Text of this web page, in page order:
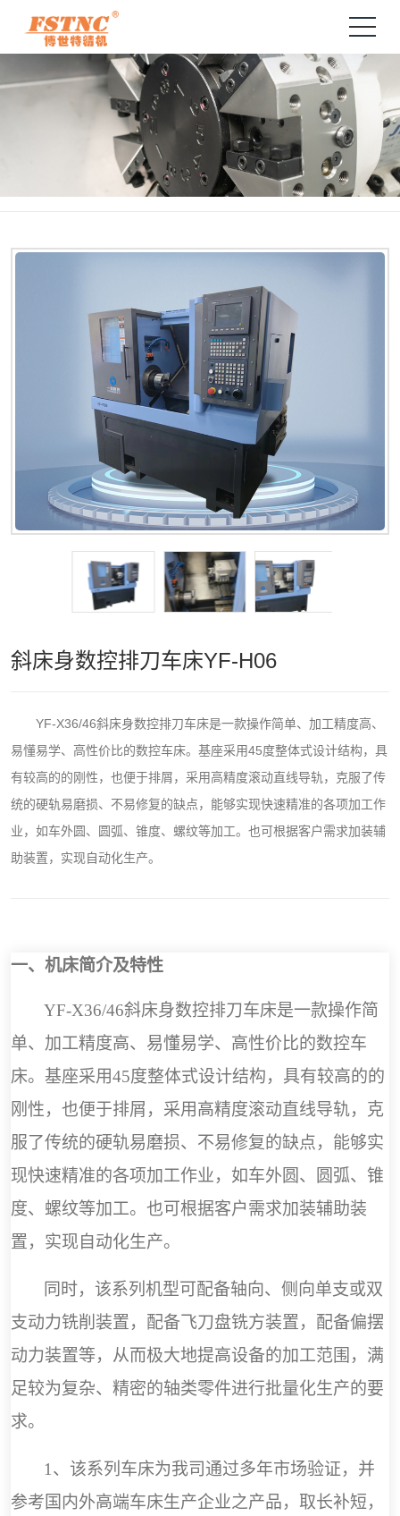
斜床身数控排刀车床YF-H06
YF-X36/46斜床身数控排刀车床是一款操作简单、加工精度高、
易懂易学、高性价比的数控车床。基座采用45度整体式设计结构，具
有较高的的刚性，也便于排屑，采用高精度滚动直线导轨，克服了传
统的硬轨易磨损、不易修复的缺点，能够实现快速精准的各项加工作
业，如车外圆、圆弧、锥度、螺纹等加工。也可根据客户需求加装辅
助装置，实现自动化生产。
一、机床简介及特性
YF-X36/46斜床身数控排刀车床是一款操作简
单、 加工精度高、 易懂易学、 高性价比的数控车
床。 基座采用45度整体式设计结构，具有较高的的
刚性，也便于排屑， 采用高精度滚动直线导轨，克
服了传统的硬轨易磨损、不易修复的缺点，能够实
现快速精准的各项加工作业，如车外圆、圆弧、锥
度、螺纹等加工。 也可根据客户需求加装辅助装
置，实现自动化生产。
同时，该系列机型可 配备轴向、侧向单支或双
支动力铣削装置，配备飞刀盘铣方装置，配备偏摆
动力装置等，从而极大地提高设备的加工范围，满
足较为复杂、精密的轴类零件进行批量化生产的要
求。
1、该系列车床为我司通过多年市场验证，并
参考国内外高端车床生产企业之产品，取长补短，